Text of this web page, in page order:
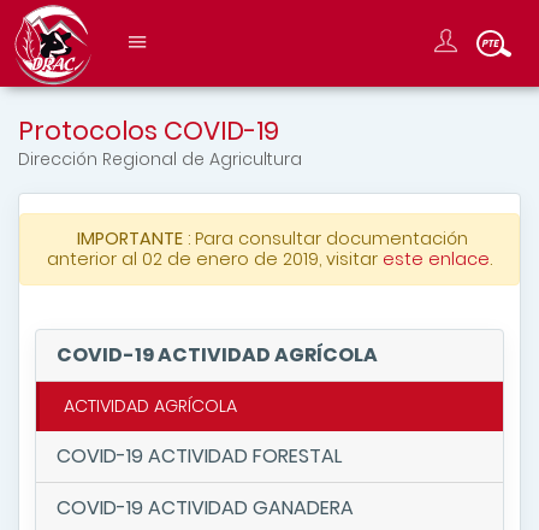
Protocolos COVID-19
Dirección Regional de Agricultura
IMPORTANTE: Para consultar documentación
anterior al 02 de enero de 2019, visitar este enlace.
COVID-19 ACTIVIDAD AGRÍCOLA
ACTIVIDAD AGRÍCOLA
COVID-19 ACTIVIDAD FORESTAL
COVID-19 ACTIVIDAD GANADERA